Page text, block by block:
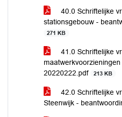
40.0 Schriftelijke
stationsgebouw -
271 KB
41.0 Schriftelijke
20220222.pdf
213 KB
42.0 Schriftelijke
Steenwijk -